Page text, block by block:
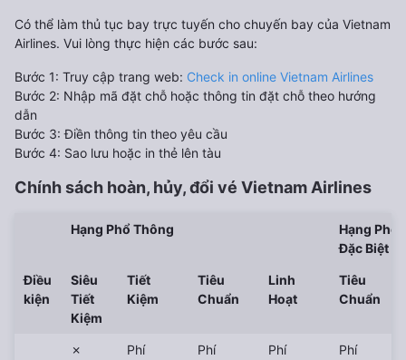
Có thể làm thủ tục bay trực tuyến cho chuyến bay của Vietnam
Airlines. Vui lòng thực hiện các bước sau:
Bước 1: Truy cập trang web: Check in online Vietnam Airlines
Bước 2: Nhập mã đặt chỗ hoặc thông tin đặt chỗ theo hướng
dẫn
Bước 3: Điền thông tin theo yêu cầu
Bước 4: Sao lưu hoặc in thẻ lên tàu
Chính sách hoàn, hủy, đổi vé Vietnam Airlines
Hạng Phổ Thông
Hạng Phổ
Đặc Biệt
Điều
kiện
Siêu
Tiết
Kiệm
Tiết
Kiệm
Tiêu
Chuẩn
Linh
Hoạt
Tiêu
Chuẩn
✗
Phí
Phí
Phí
Phí